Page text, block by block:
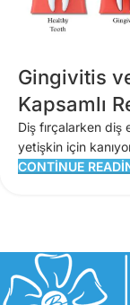
Gingivitis
Kapsamlı
Diş fırçalarken diş
yetişkin için
CONTINUE